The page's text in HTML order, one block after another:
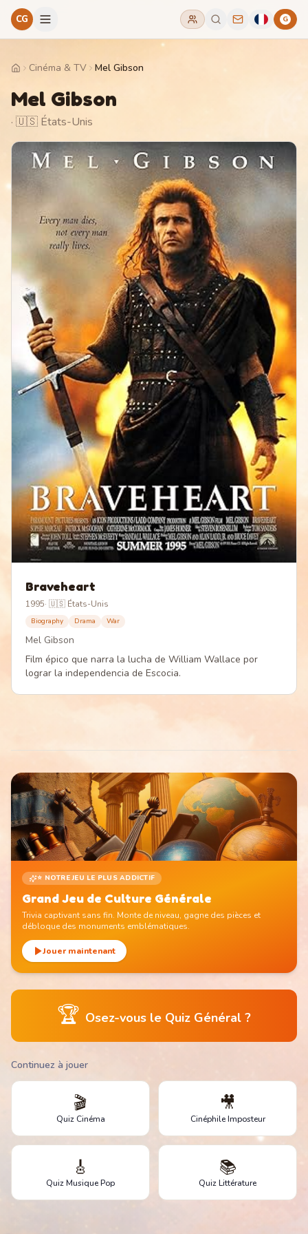
CG G
HomeCinéma & TV Mel Gibson
Mel Gibson
· 🇺🇸 États-Unis
Braveheart
1995· 🇺🇸 États-Unis
Biography Drama War
Mel Gibson
Film épico que narra la lucha de William Wallace por
lograr la independencia de Escocia.
⭐ NOTRE JEU LE PLUS ADDICTIF
Grand Jeu de Culture Générale
Trivia captivant sans fin. Monte de niveau, gagne des pièces et
débloque des monuments emblématiques.
Jouer maintenant
🏆 Osez-vous le Quiz Général ?
Continuez à jouer
🎬
Quiz Cinéma
🎥
Cinéphile Imposteur
🎸
Quiz Musique Pop
📚
Quiz Littérature